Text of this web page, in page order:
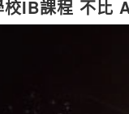
校IB課程 不比